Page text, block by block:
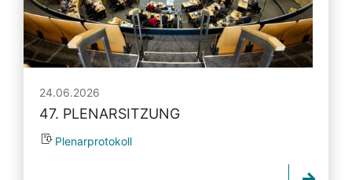
24.06.2026
47. PLENARSITZUNG
Plenarprotokoll